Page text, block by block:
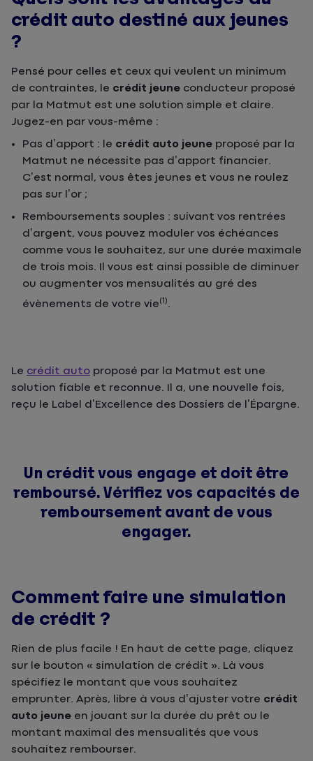
crédit auto destiné aux jeunes
?
Pensé pour celles et ceux qui veulent un minimum
de contraintes, le crédit jeune conducteur proposé
par la Matmut est une solution simple et claire.
Jugez-en par vous-même :
Pas d’apport : le crédit auto jeune proposé par la
Matmut ne nécessite pas d’apport financier.
C’est normal, vous êtes jeunes et vous ne roulez
pas sur l’or ;
Remboursements souples : suivant vos rentrées
d’argent, vous pouvez moduler vos échéances
comme vous le souhaitez, sur une durée maximale
de trois mois. Il vous est ainsi possible de diminuer
ou augmenter vos mensualités au gré des
évènements de votre vie(1).
Le crédit auto proposé par la Matmut est une
solution fiable et reconnue. Il a, une nouvelle fois,
reçu le Label d’Excellence des Dossiers de l’Épargne.
Un crédit vous engage et doit être
remboursé. Vérifiez vos capacités de
remboursement avant de vous
engager.
Comment faire une simulation
de crédit ?
Rien de plus facile ! En haut de cette page, cliquez
sur le bouton « simulation de crédit ». Là vous
spécifiez le montant que vous souhaitez
emprunter. Après, libre à vous d’ajuster votre crédit
auto jeune en jouant sur la durée du prêt ou le
montant maximal des mensualités que vous
souhaitez rembourser.